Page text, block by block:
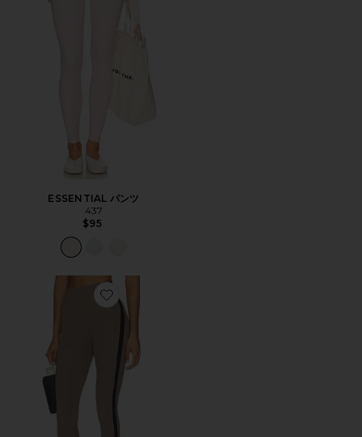
ESSENTIAL パンツ
437
$95
Favorite LAYLA AIRWEIGHT HIGH WAIST 7/8 8分丈レ